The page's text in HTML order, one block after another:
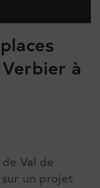
à
Val de
un projet